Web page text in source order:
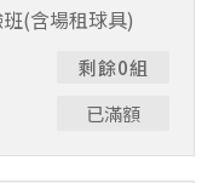
團體運動樂趣！ 如
如期舉行，POA將視
後，如因天候因素
退費，請參閱【報名
意上述規則。
(含場租球具)
剩餘0組
已滿額